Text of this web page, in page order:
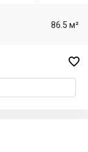
86.5 м²
